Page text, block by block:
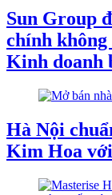
Sun Group
chính
Kinh doanh
Hà Nội
Kim Hoa